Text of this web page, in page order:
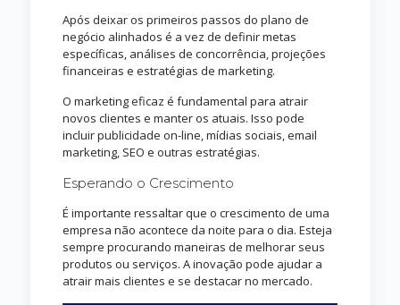
Após deixar os primeiros passos do plano de
negócio alinhados é a vez de definir metas
específicas, análises de concorrência, projeções
financeiras e estratégias de marketing.
O marketing eficaz é fundamental para atrair
novos clientes e manter os atuais. Isso pode
incluir publicidade on-line, mídias sociais, email
marketing, SEO e outras estratégias.
Esperando o Crescimento
É importante ressaltar que o crescimento de uma
empresa não acontece da noite para o dia. Esteja
sempre procurando maneiras de melhorar seus
produtos ou serviços. A inovação pode ajudar a
atrair mais clientes e se destacar no mercado.